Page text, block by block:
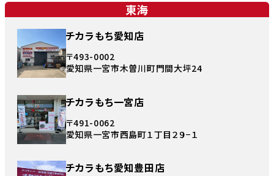
東海
チカラもち愛知店
〒493-0002
愛知県一宮市木曽川町門間大坪24
チカラもち一宮店
〒491-0062
愛知県一宮市西島町１丁目２９−１
チカラもち愛知豊田店